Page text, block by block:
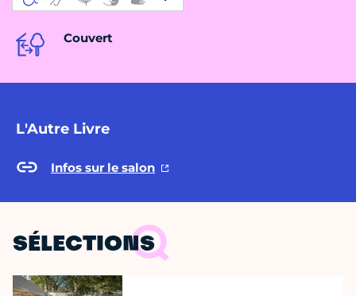
Couvert
L'Autre Livre
Infos sur le salon
SÉLECTIONS